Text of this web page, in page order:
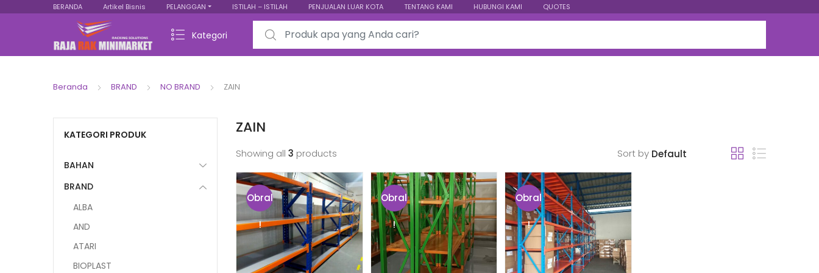
BERANDA Artikel Bisnis PELANGGAN ISTILAH – ISTILAH PENJUALAN LUAR KOTA TENTANG KAMI HUBUNGI KAMI QUOTES
Kategori
Search for:
Beranda BRAND NO BRAND ZAIN
ZAIN
Showing all 3 products Sort by
Obral
!
Obral
!
Obral
!
KATEGORI PRODUK
BAHAN
BRAND
ALBA
AND
ATARI
BIOPLAST